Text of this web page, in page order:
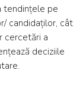
tendințele pe
candidaților, cât
cercetări a
deciziile